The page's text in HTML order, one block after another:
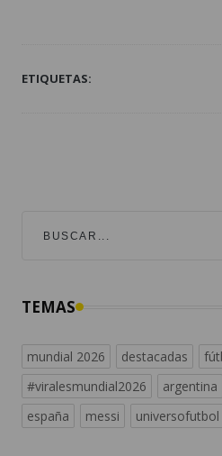
ETIQUETAS:
TEMAS
mundial 2026 destacadas
#viralesmundial2026
argentina
españa
messi universofutbol